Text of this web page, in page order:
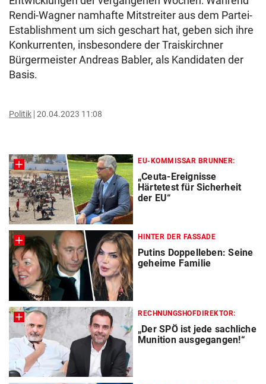
Rendi-Wagner namhafte Mitstreiter aus dem Partei-
Establishment um sich geschart hat, geben sich ihre
Konkurrenten, insbesondere der Traiskirchner
Bürgermeister Andreas Babler, als Kandidaten der
Basis.
Politik 20.04.2023 11:08
EU-KOMMISSAR BRUNNER:
„Ceuta-Ereignisse
Härtetest für Sicherheit
der EU“
HINTER DER FASSADE
Putins Doppelleben: Seine
geheime Familie
RECHNUNGSHOFDIREKTOR:
„Der SPÖ ist jede sachliche
Munition ausgegangen!“